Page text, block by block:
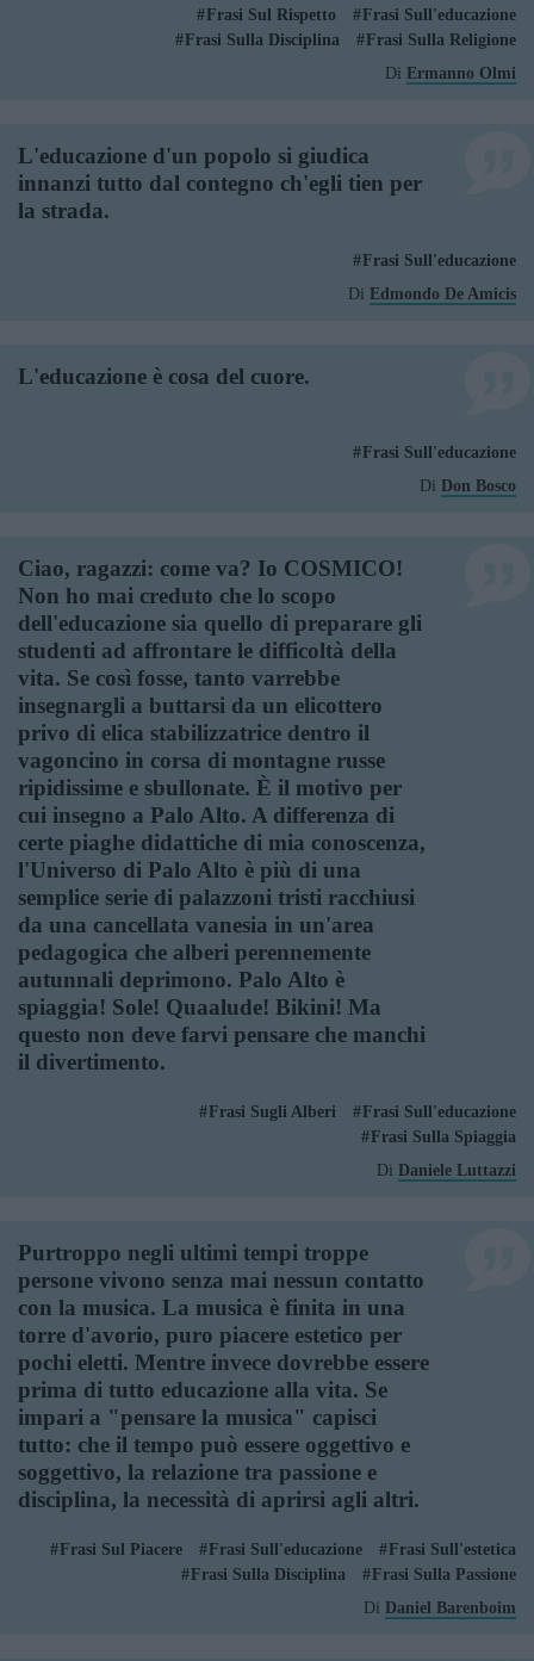
Frasi Sul Rispetto
Frasi Sull'educazione
Frasi Sulla Disciplina
Frasi Sulla Religione
Di Ermanno Olmi
L'educazione d'un popolo si giudica
innanzi tutto dal contegno ch'egli tien per
la strada.
Frasi Sull'educazione
Di Edmondo De Amicis
L'educazione è cosa del cuore.
Frasi Sull'educazione
Di Don Bosco
Ciao, ragazzi: come va? Io COSMICO!
Non ho mai creduto che lo scopo
dell'educazione sia quello di preparare gli
studenti ad affrontare le difficoltà della
vita. Se così fosse, tanto varrebbe
insegnargli a buttarsi da un elicottero
privo di elica stabilizzatrice dentro il
vagoncino in corsa di montagne russe
ripidissime e sbullonate. È il motivo per
cui insegno a Palo Alto. A differenza di
certe piaghe didattiche di mia conoscenza,
l'Universo di Palo Alto è più di una
semplice serie di palazzoni tristi racchiusi
da una cancellata vanesia in un'area
pedagogica che alberi perennemente
autunnali deprimono. Palo Alto è
spiaggia! Sole! Quaalude! Bikini! Ma
questo non deve farvi pensare che manchi
il divertimento.
Frasi Sugli Alberi
Frasi Sull'educazione
Frasi Sulla Spiaggia
Di Daniele Luttazzi
Purtroppo negli ultimi tempi troppe
persone vivono senza mai nessun contatto
con la musica. La musica è finita in una
torre d'avorio, puro piacere estetico per
pochi eletti. Mentre invece dovrebbe essere
prima di tutto educazione alla vita. Se
impari a "pensare la musica" capisci
tutto: che il tempo può essere oggettivo e
soggettivo, la relazione tra passione e
disciplina, la necessità di aprirsi agli altri.
Frasi Sul Piacere Frasi Sull'educazione
Frasi Sull'estetica
Frasi Sulla Disciplina
Frasi Sulla Passione
Di Daniel Barenboim